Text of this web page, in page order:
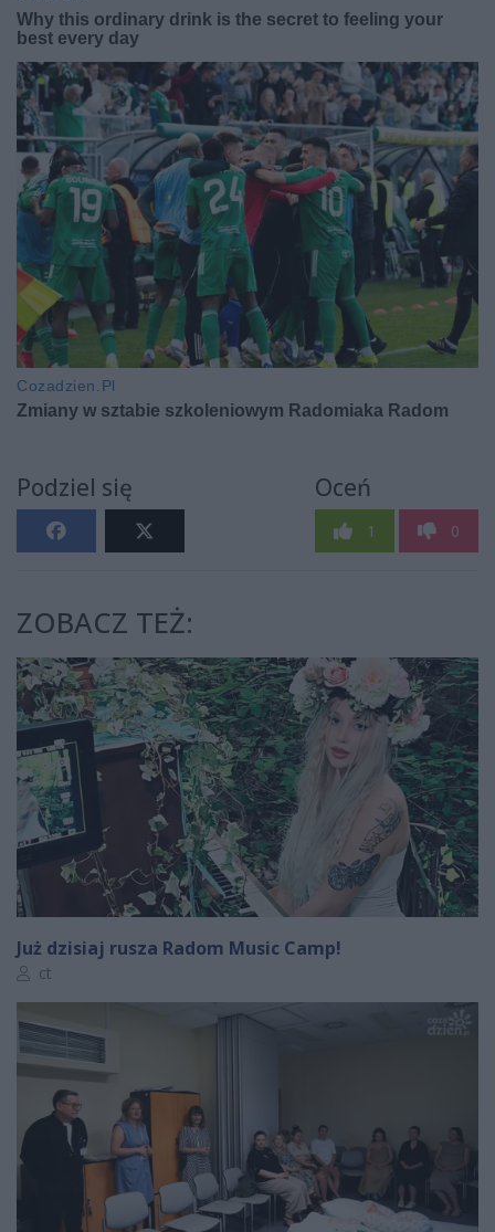
Podziel się Oceń
1 0
ZOBACZ TEŻ:
Już dzisiaj rusza Radom Music Camp!
Autor artykułu:
ct